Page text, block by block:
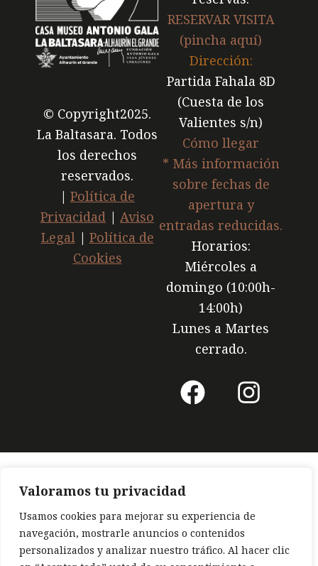
Valoramos tu privacidad
Usamos cookies para mejorar su experiencia de
navegación, mostrarle anuncios o contenidos
personalizados y analizar nuestro tráfico. Al hacer clic
© Copyright2025.
La Baltasara. Todos
los derechos
reservados.
| Política de
Privacidad | Aviso
Legal| Política de
Cookies
RESERVAR VISITA
(pincha aquí)
Dirección:
Partida Fahala 8D
(Cuesta de los
Valientes s/n)
Cómo llegar
* Más información
sobre fechas de
apertura y
entradas reducidas.
Horarios:
Miércoles a
domingo (10:00h-
14:00h)
Lunes a Martes
cerrado.
F
a
e
o
k
I
n
t
g
r
a